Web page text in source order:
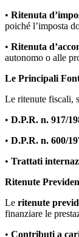
• Ritenuta
poiché l’imposta
• Ritenuta
autonomo o alle
Le Principali
Le ritenute fiscali,
• D.P.R. n. 917/
• D.P.R. n. 600/
• Trattati
Ritenute
Le ritenute
finanziare le
• Contributi a